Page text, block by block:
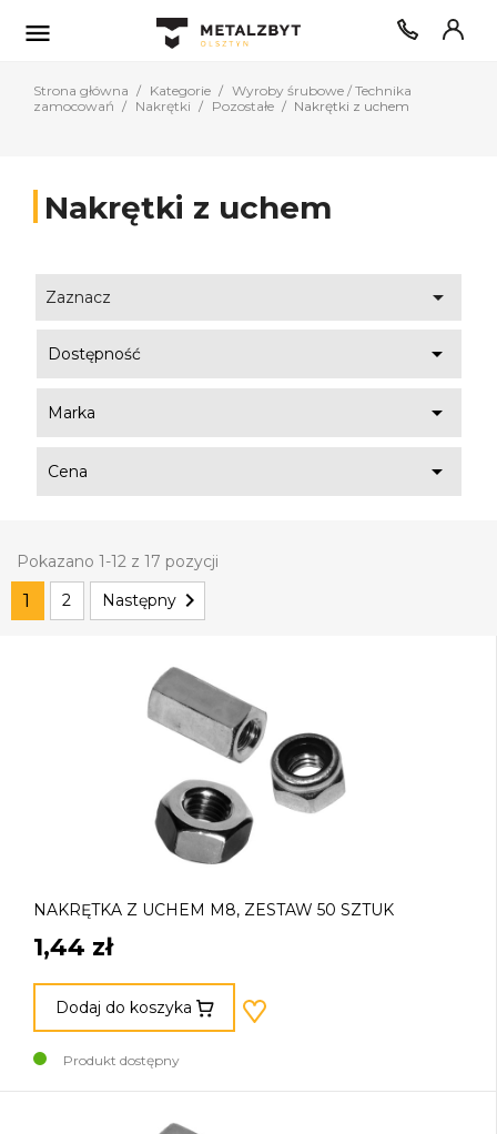

Strona główna Kategorie
Wyroby śrubowe / Technika
zamocowań
Nakrętki Pozostałe Nakrętki z uchem
Nakrętki z uchem
Zaznacz 
Dostępność 
Marka 
Cena 
Pokazano 1-12 z 17 pozycji
1 2 Następny 
NAKRĘTKA Z UCHEM M8, ZESTAW 50 SZTUK
1,44 zł
Dodaj do koszyka
Produkt dostępny